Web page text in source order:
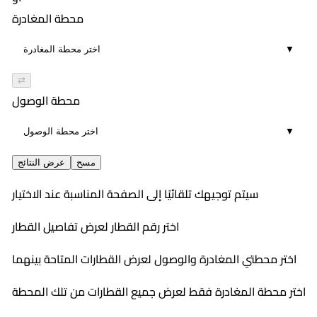
00:04٨:٠٥ PM
00:04
مباشر
474
٩:٢٠ PM
٩:٢٤ PM
00:04
472
محسن
١٠:٤٥ PM
00:07
مباشر
محطة المغادرة
▼
⇄
محطة الوصول
▼
عرض النتائج مسح
سيتم توجيهك تلقائيًا إلى الصفحة المناسبة عند الاختيار
اختر رقم القطار لعرض تفاصيل القطار
اختر محطتي المغادرة والوصول لعرض القطارات المتاحة بينهما
اختر محطة المغادرة فقط لعرض جميع القطارات من تلك المحطة